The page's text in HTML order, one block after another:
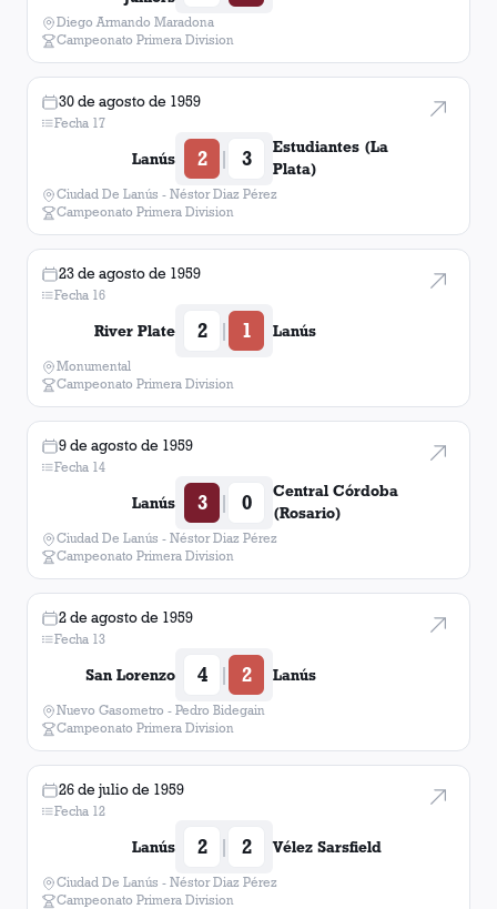
Diego Armando Maradona
Campeonato Primera Division
30 de agosto de 1959
Fecha 17
Lanús 2 | 3
Estudiantes (La
Plata)
Ciudad De Lanús - Néstor Diaz Pérez
Campeonato Primera Division
23 de agosto de 1959
Fecha 16
River Plate 2 | 1 Lanús
Monumental
Campeonato Primera Division
9 de agosto de 1959
Fecha 14
Lanús 3 | 0
Central Córdoba
(Rosario)
Ciudad De Lanús - Néstor Diaz Pérez
Campeonato Primera Division
2 de agosto de 1959
Fecha 13
San Lorenzo 4 | 2 Lanús
Nuevo Gasometro - Pedro Bidegain
Campeonato Primera Division
26 de julio de 1959
Fecha 12
Lanús 2 | 2 Vélez Sarsfield
Ciudad De Lanús - Néstor Diaz Pérez
Campeonato Primera Division